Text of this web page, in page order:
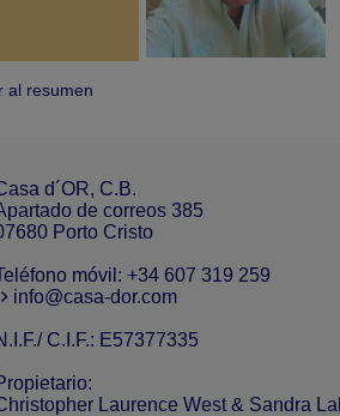
al resumen
d´OR, C.B.
de correos 385
Porto Cristo
móvil:+34 607 319 259
info@casa-dor.com
C.I.F.: E57377335
Laurence West & Sandra